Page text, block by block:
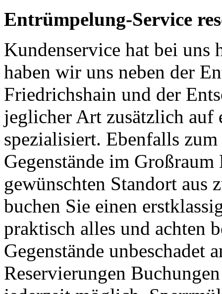
Entrümpelung-Service
Kundenservice hat bei uns
haben wir uns neben der
Friedrichshain und der
jeglicher Art zusätzlich auf
spezialisiert. Ebenfalls
Gegenstände im
gewünschten Standort
buchen Sie einen
praktisch alles und achten
Gegenstände unbeschadet
Reservierungen